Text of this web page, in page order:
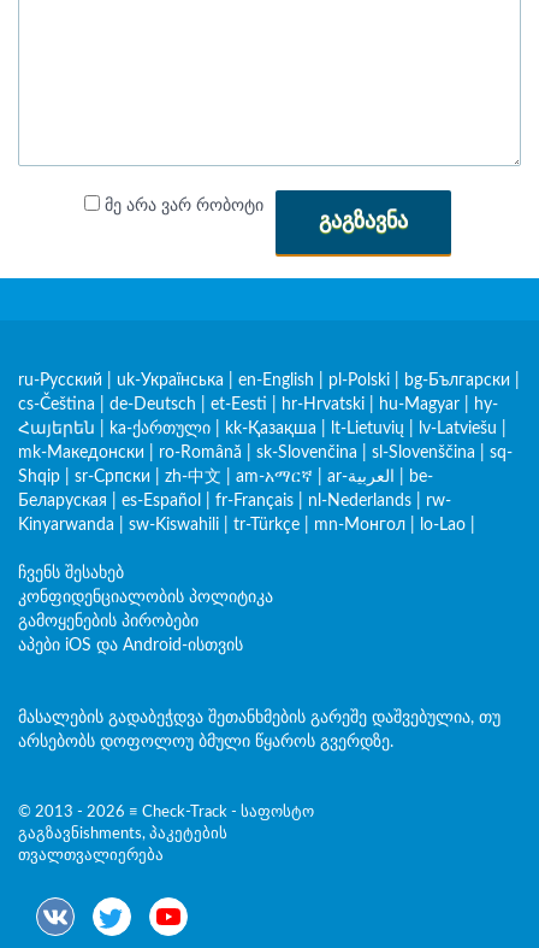
მე არა ვარ რობოტი
ᲒᲐᲒᲖᲐᲕᲜᲐ
ru-Русский uk-Українська en-English pl-Polski bg-Български
cs-Čeština
de-Deutsch et-Eesti hr-Hrvatski hu-Magyar
hy-
Հայերեն
ka-ქართული kk-Қазақша lt-Lietuvių lv-Latviešu
mk-Македонски
ro-Română sk-Slovenčina sl-Slovenščina
sq-
Shqip
sr-Српски zh-中文 am-አማርኛ ar-العربية
be-
Беларуская
es-Español fr-Français nl-Nederlands
rw-
Kinyarwanda
sw-Kiswahili tr-Türkçe mn-Монгол lo-Lao
ჩვენს შესახებ
კონფიდენციალობის პოლიტიკა
გამოყენების პირობები
აპები iOS და Android-ისთვის
მასალების გადაბეჭდვა შეთანხმების გარეშე დაშვებულია, თუ
არსებობს დოფოლოუ ბმული წყაროს გვერდზე.
© 2013 - 2026 ≡ Check-Track - საფოსტო
გაგზავნishments, პაკეტების
თვალთვალიერება